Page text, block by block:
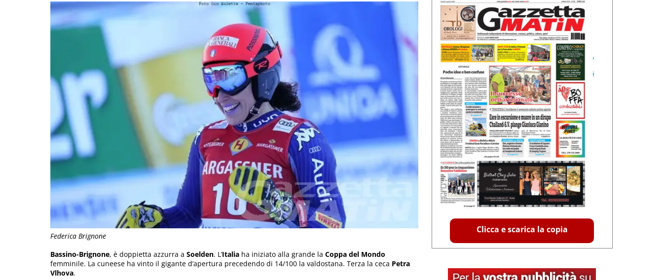
Federica Brignone
Bassino-Brignone, è doppietta azzurra a Soelden. L’Italia ha iniziato alla grande la Coppa del Mondo
femminile. La cuneese ha vinto il gigante d’apertura precedendo di 14/100 la valdostana. Terza la ceca Petra
Vlhova.
Clicca e scarica la copia